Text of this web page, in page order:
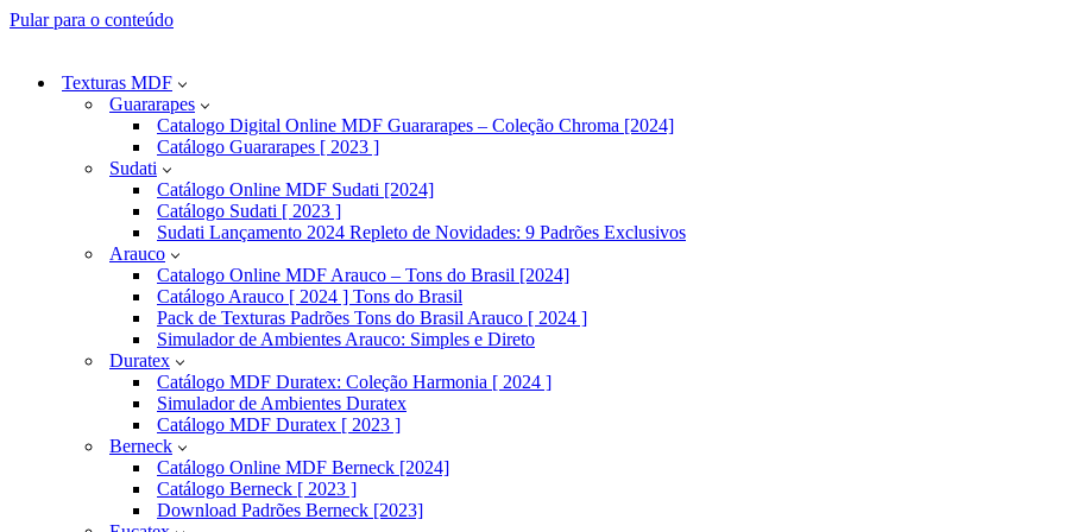
Pular para o conteúdo
Texturas MDF
Guararapes
Catalogo Digital Online MDF Guararapes – Coleção Chroma [2024]
Catálogo Guararapes [ 2023 ]
Sudati
Catálogo Online MDF Sudati [2024]
Catálogo Sudati [ 2023 ]
Sudati Lançamento 2024 Repleto de Novidades: 9 Padrões Exclusivos
Arauco
Catalogo Online MDF Arauco – Tons do Brasil [2024]
Catálogo Arauco [ 2024 ] Tons do Brasil
Pack de Texturas Padrões Tons do Brasil Arauco [ 2024 ]
Simulador de Ambientes Arauco: Simples e Direto
Duratex
Catálogo MDF Duratex: Coleção Harmonia [ 2024 ]
Simulador de Ambientes Duratex
Catálogo MDF Duratex [ 2023 ]
Berneck
Catálogo Online MDF Berneck [2024]
Catálogo Berneck [ 2023 ]
Download Padrões Berneck [2023]